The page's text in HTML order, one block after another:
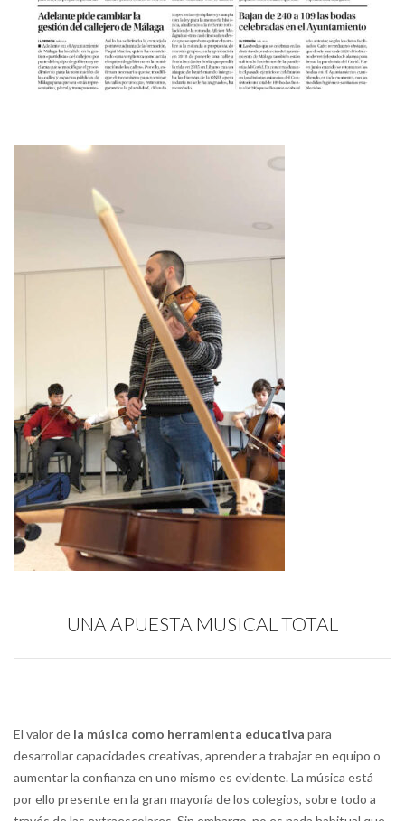
UNA APUESTA MUSICAL TOTAL
El valor de la música como herramienta educativa para
desarrollar capacidades creativas, aprender a trabajar en equipo o
aumentar la confianza en uno mismo es evidente. La música está
por ello presente en la gran mayoría de los colegios, sobre todo a